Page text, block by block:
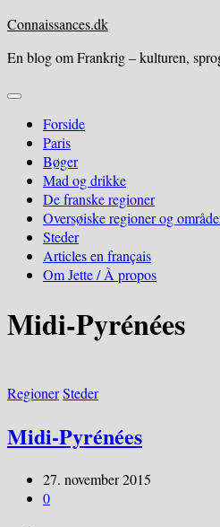
Skip
content
Connaissances.dk
En blog om Frankrig – kulturen,
Expand
Forside
Paris
Bøger
Mad og drikke
De franske regioner
Oversøiske regioner og
Steder
Articles en français
Om Jette / À propos
Midi-Pyrénées
RegionerSteder
Midi-Pyrénées
27. november 2015
0